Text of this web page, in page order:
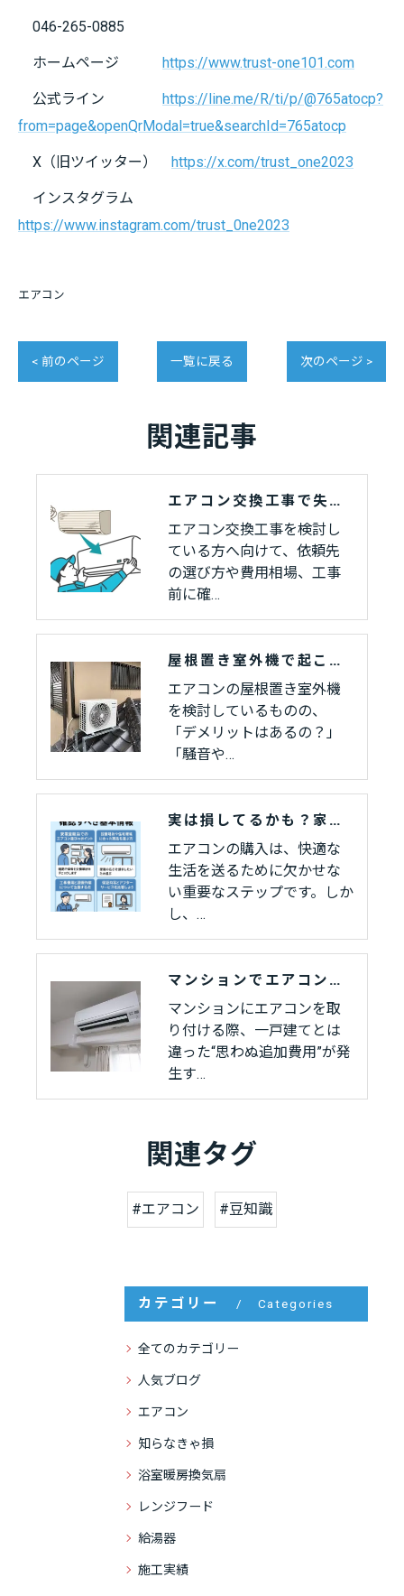
046-265-0885
ホームページ https://www.trust-one101.com
公式ライン https://line.me/R/ti/p/@765atocp?
from=page&openQrModal=true&searchId=765atocp
X（旧ツイッター） https://x.com/trust_one2023
インスタグラム
https://www.instagram.com/trust_0ne2023
エアコン
< 前のページ 一覧に戻る 次のページ >
関連記事
エアコン交換工事で失敗しない！依頼前に知っておきたい注意点と業者選びのコツ
エアコン交換工事を検討し
ている方へ向けて、依頼先
の選び方や費用相場、工事
前に確…
屋根置き室外機で起こりやすいトラブルとは？原因と対策をわかりやすく紹介
エアコンの屋根置き室外機
を検討しているものの、
「デメリットはあるの？」
「騒音や…
実は損してるかも？家電量販店でエアコンを買う前に知るべき真実
エアコンの購入は、快適な
生活を送るために欠かせな
い重要なステップです。しか
し、…
マンションでエアコンを設置するときにかかる追加費用とは？
マンションにエアコンを取
り付ける際、一戸建てとは
違った“思わぬ追加費用”が発
生す…
関連タグ
#エアコン #豆知識
カテゴリー Categories
全てのカテゴリー
人気ブログ
エアコン
知らなきゃ損
浴室暖房換気扇
レンジフード
給湯器
施工実績